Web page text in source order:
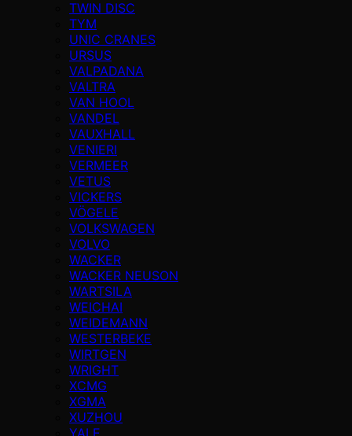
TWIN DISC
TYM
UNIC CRANES
URSUS
VALPADANA
VALTRA
VAN HOOL
VANDEL
VAUXHALL
VENIERI
VERMEER
VETUS
VICKERS
VÖGELE
VOLKSWAGEN
VOLVO
WACKER
WACKER NEUSON
WARTSILA
WEICHAI
WEIDEMANN
WESTERBEKE
WIRTGEN
WRIGHT
XCMG
XGMA
XUZHOU
YALE